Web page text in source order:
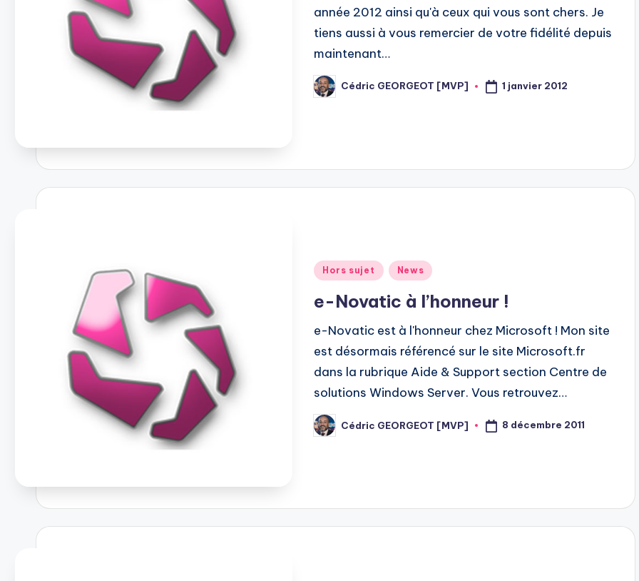
année 2012 ainsi qu'à ceux qui vous sont chers. Je
tiens aussi à vous remercier de votre fidélité depuis
maintenant…
Posted
by
Cédric GEORGEOT [MVP] 1 janvier 2012
Posted
Hors sujet News
e-Novatic à l’honneur !
e-Novatic est à l'honneur chez Microsoft ! Mon site
est désormais référencé sur le site Microsoft.fr
dans la rubrique Aide & Support section Centre de
solutions Windows Server. Vous retrouvez…
Posted
by
Cédric GEORGEOT [MVP] 8 décembre 2011